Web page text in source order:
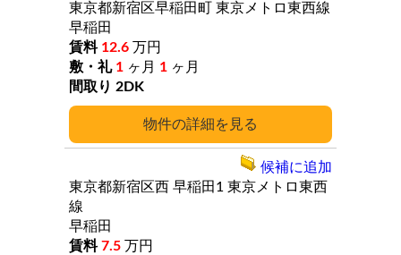
詳細
東京都新宿区早稲田町 東京メトロ東西線
早稲田
12.6 万円
1 ヶ月 1 ヶ月
2DK
東京都新宿区西 早稲田1 東京メトロ東西
線
早稲田
7.5 万円
候補に追加